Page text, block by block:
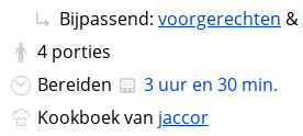
Bijpassend: voorgerechten &
4 porties
Bereiden
3 uur en 30 min.
Kookboek van jaccor